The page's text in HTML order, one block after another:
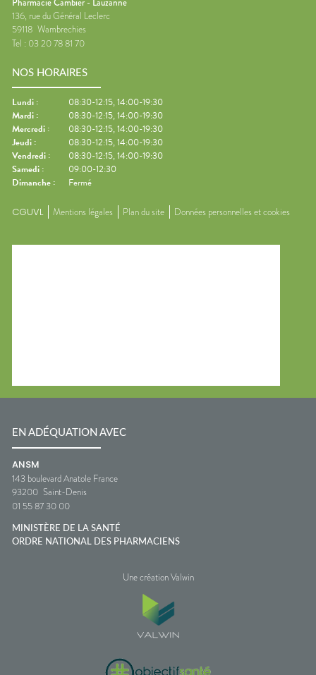
136, rue du Général Leclerc
59118 Wambrechies
Tel : 03 20 78 81 70
NOS HORAIRES
Lundi :
08:30-12:15, 14:00-19:30
Mardi :
08:30-12:15, 14:00-19:30
Mercredi :
08:30-12:15, 14:00-19:30
Jeudi :
08:30-12:15, 14:00-19:30
Vendredi :
08:30-12:15, 14:00-19:30
Samedi :
09:00-12:30
Dimanche : Fermé
CGUVL Mentions légales Plan du site Données personnelles et cookies
EN ADÉQUATION AVEC
ANSM
143 boulevard Anatole France
93200 Saint-Denis
01 55 87 30 00
MINISTÈRE DE LA SANTÉ
ORDRE NATIONAL DES PHARMACIENS
Une création Valwin